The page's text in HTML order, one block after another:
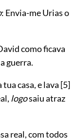
: Envia-me Urias o
como ficava
guerra.
casa, e lava [5]
logosaiu atraz
real, com todos